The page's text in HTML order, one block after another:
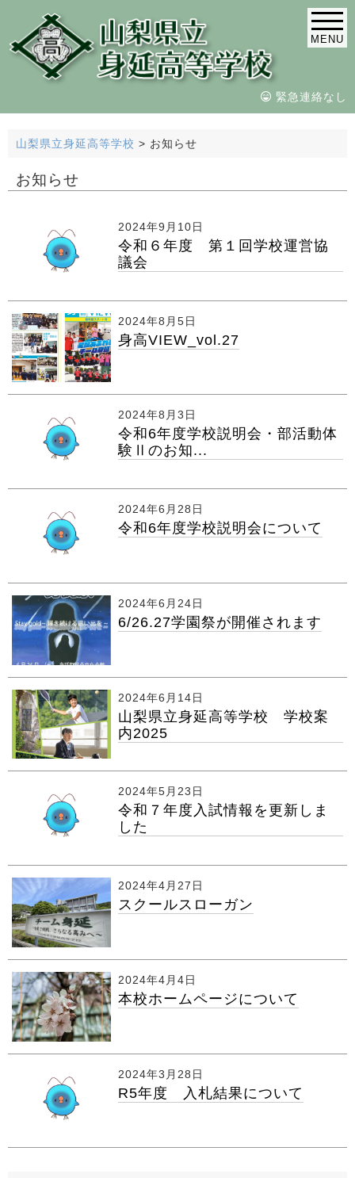
MENU
緊急連絡なし
山梨県立身延高等学校 > お知らせ
お知らせ
2024年9月10日
令和６年度 第１回学校運営協
議会
2024年8月5日
身高VIEW_vol.27
2024年8月3日
令和6年度学校説明会・部活動体
験Ⅱのお知...
2024年6月28日
令和6年度学校説明会について
2024年6月24日
6/26.27学園祭が開催されます
2024年6月14日
山梨県立身延高等学校 学校案
内2025
2024年5月23日
令和７年度入試情報を更新しま
した
2024年4月27日
スクールスローガン
2024年4月4日
本校ホームページについて
2024年3月28日
R5年度 入札結果について